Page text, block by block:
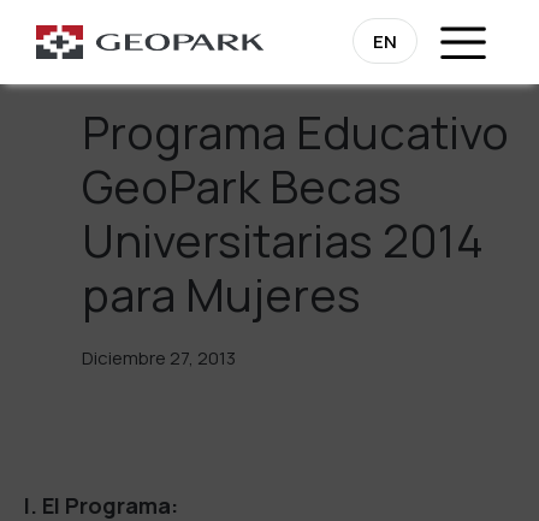
EN
Regresa
Programa Educativo
GeoPark Becas
Universitarias 2014
para Mujeres
Diciembre 27, 2013
I. El Programa: